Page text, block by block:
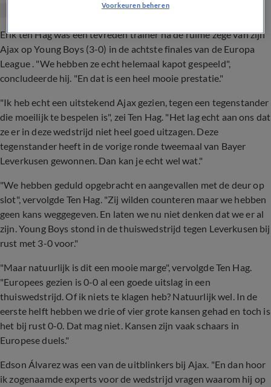
Erik ten Hag was een tevreden trainer na de ruime zege van zijn
Ajax op Young Boys (3-0) in de achtste finales van de Europa
League . "We hebben ze echt helemaal kapot gespeeld",
concludeerde hij. "En dat is een heel mooie prestatie."
"Ik heb echt een uitstekend Ajax gezien, tegen een tegenstander
die moeilijk te bespelen is", zei Ten Hag. "Het lag echt aan ons dat
ze er in deze wedstrijd niet heel goed uitzagen. Deze
tegenstander heeft in de vorige ronde tweemaal van Bayer
Leverkusen gewonnen. Dan kan je echt wel wat."
"We hebben geduld opgebracht en aangevallen met de deur op
slot", vervolgde Ten Hag. "Zij wilden counteren maar we hebben
geen kans weggegeven. En laten we nu niet denken dat we er al
zijn. Young Boys stond in de thuiswedstrijd tegen Leverkusen bij
rust met 3-0 voor."
"Maar natuurlijk is dit een mooie marge", vervolgde Ten Hag.
"Europees gezien is 0-0 al een goede uitslag in een
thuiswedstrijd. Of ik niets te klagen heb? Natuurlijk wel. In de
eerste helft hebben we drie of vier grote kansen gehad en toch is
het bij rust 0-0. Dat mag niet. Kansen zijn vaak schaars in
Europese duels."
Edson Álvarez was een van de uitblinkers bij Ajax. "En dan hoor
ik zogenaamde experts voor de wedstrijd vragen waarom hij op
Voorkeuren beheren